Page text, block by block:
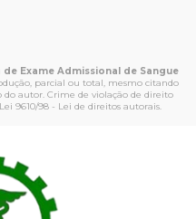
Exame Admissional de Sangue
parcial ou total, mesmo citando
do autor. Crime de violação de direito
Lei 9610/98 - Lei de direitos autorais.